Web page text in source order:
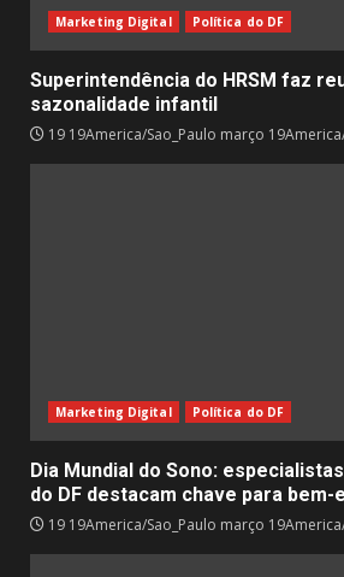
Marketing Digital Política do DF
Superintendência do HRSM faz
sazonalidade infantil
19 19America/Sao_Paulo março
Marketing Digital Política do DF
Dia Mundial do Sono:
do DF destacam chave para bem-
19 19America/Sao_Paulo março